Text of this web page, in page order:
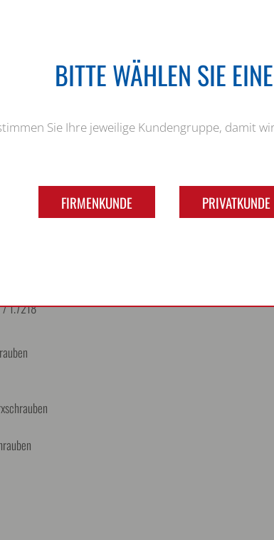
BITTE WÄHLEN SIE
Sie Ihre jeweilige Kundengruppe, damit
FIRMENKUNDE PRIVATKUNDE
961 /
DIN
1.7218